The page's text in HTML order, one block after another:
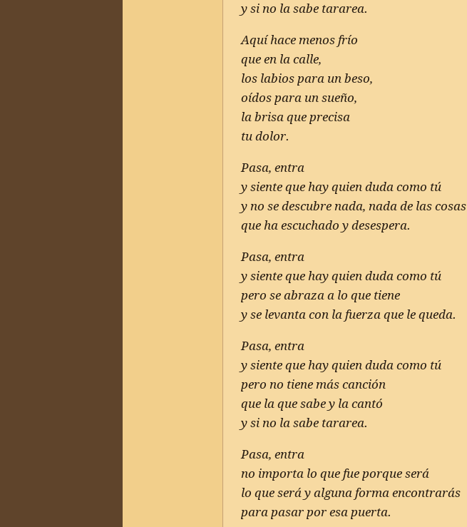
y si no la sabe tararea.
Aquí hace menos frío
que en la calle,
los labios para un beso,
oídos para un sueño,
la brisa que precisa
tu dolor.
Pasa, entra
y siente que hay quien duda como tú
y no se descubre nada, nada de las cosas
que ha escuchado y desespera.
Pasa, entra
y siente que hay quien duda como tú
pero se abraza a lo que tiene
y se levanta con la fuerza que le queda.
Pasa, entra
y siente que hay quien duda como tú
pero no tiene más canción
que la que sabe y la cantó
y si no la sabe tararea.
Pasa, entra
no importa lo que fue porque será
lo que será y alguna forma encontrarás
para pasar por esa puerta.